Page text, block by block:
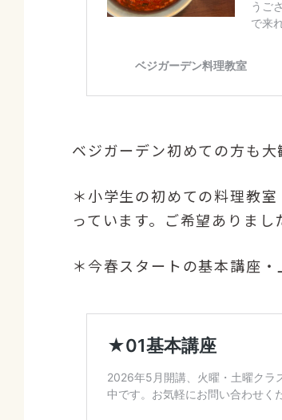
ベジガーデン初めての方も
＊小学生の初めての料理教
っています。ご希望ありまし
＊今春スタートの基本講座・